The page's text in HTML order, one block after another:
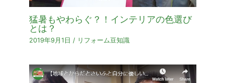
猛暑もやわらぐ？！インテリアの色選び
とは？
2019年9月1日 / リフォーム豆知識